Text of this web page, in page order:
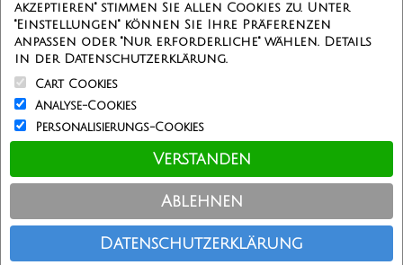
Unbegrenzte Redesign
ÜBER UNS
Information
Kundenservice
Einkaufen bei uns
Copyright © Personalisierterekette.De, Alle Rechte vorbehalten.
akzeptieren" stimmen Sie allen Cookies zu. Unter
"Einstellungen" können Sie Ihre Präferenzen
anpassen oder "Nur erforderliche" wählen. Details
in der Datenschutzerklärung.
Cart Cookies
Analyse-Cookies
Personalisierungs-Cookies
Verstanden
Ablehnen
Datenschutzerklärung